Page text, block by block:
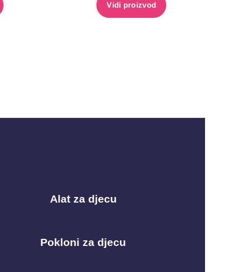
Vidi proizvod
Alat za djecu
Pokloni za djecu